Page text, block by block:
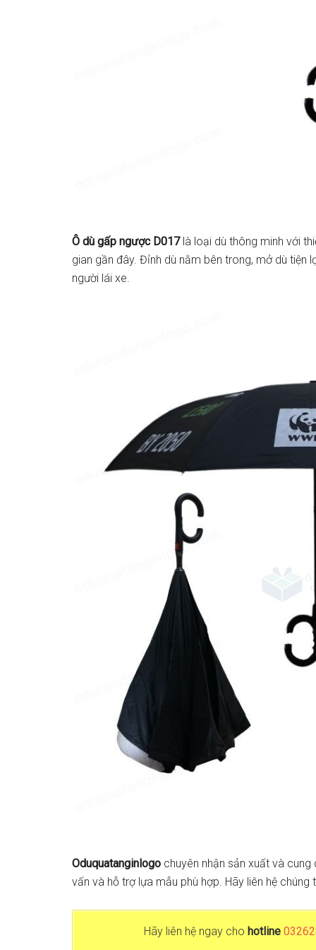
Ô dù gấp ngược D017 là loại dù thông minh với
gian gần đây. Đỉnh dù nằm bên trong, mở dù tiện
người lái xe.
Oduquatanginlogo chuyên nhận sản xuất và
vấn và hỗ trợ lựa mẫu phù hợp. Hãy liên hệ
Hãy liên hệ ngay cho hotline